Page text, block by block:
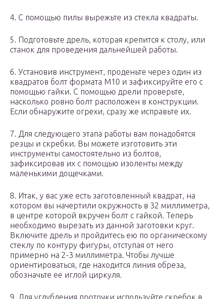
4. С помощью пилы вырежьте из стекла квадраты.
5. Подготовьте дрель, которая крепится к столу, или
станок для проведения дальнейшей работы.
6. Установив инструмент, проденьте через один из
квадратов болт формата М10 и зафиксируйте его с
помощью гайки. С помощью дрели проверьте,
насколько ровно болт расположен в конструкции.
Если обнаружите огрехи, сразу же исправьте их.
7. Для следующего этапа работы вам понадобятся
резцы и скребки. Вы можете изготовить эти
инструменты самостоятельно из болтов,
зафиксировав их с помощью изоленты между
маленькими дощечками.
8. Итак, у вас уже есть заготовленный квадрат, на
котором вы начертили окружность в 32 миллиметра,
в центре которой вкручен болт с гайкой. Теперь
необходимо вырезать из данной заготовки круг.
Включите дрель и пройдитесь ею по органическому
стеклу по контуру фигуры, отступая от него
примерно на 2-3 миллиметра. Чтобы лучше
ориентироваться, где находится линия обреза,
обозначьте ее иглой циркуля.
9. Для углубления проточки используйте скребок в